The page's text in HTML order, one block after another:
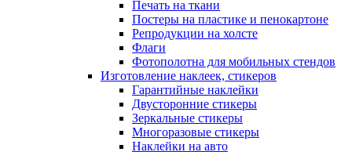
Печать на ткани
Постеры на пластике и пенокартоне
Репродукции на холсте
Флаги
Фотополотна для мобильных стендов
Изготовление наклеек, стикеров
Гарантийные наклейки
Двусторонние стикеры
Зеркальные стикеры
Многоразовые стикеры
Наклейки на авто